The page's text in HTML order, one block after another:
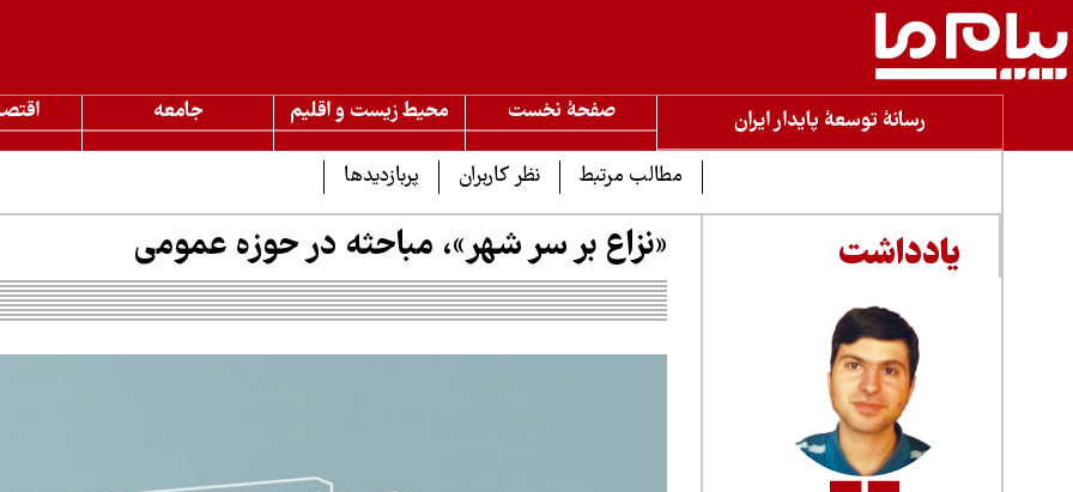
رسانۀ توسعۀ پایدار ایران صفحۀ نخست محیط زیست و اقلیم جامعه
مطالب مرتبط نظر کاربران پربازدیدها
یادداشت «نزاع بر سر شهر»، مباحثه در حوزه عمومی